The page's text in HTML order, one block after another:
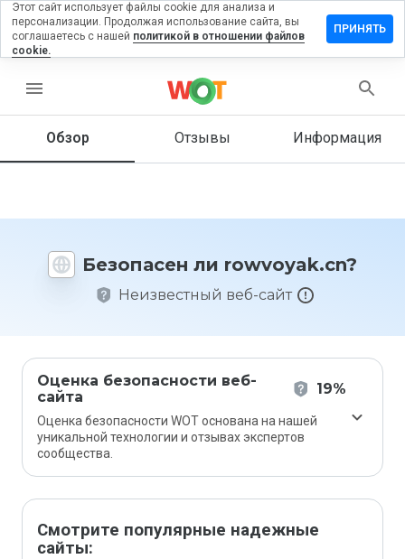
menu
Обзор Отзывы Информация
Безопасен ли rowvoyak.cn?
Неизвестный веб-сайт
Оценка безопасности веб-
сайта
19%
Оценка безопасности WOT основана на нашей
уникальной технологии и отзывах экспертов
сообщества.
Смотрите популярные надежные
сайты:
на
Как бы
этот
1 до 5?
Этот сайт использует файлы cookie для анализа и
персонализации. Продолжая использование сайта, вы
соглашаетесь с нашей политикой в отношении файлов
cookie.
ПРИНЯТЬ